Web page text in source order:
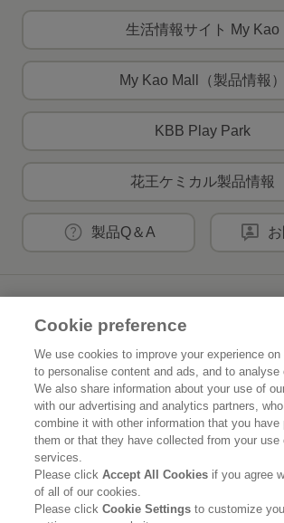
生活情報サイト My Kao
My Kao Mall（製品情報）
KBB Play Park
花王ケミカル製品情報
製品Q＆A
Home 花
サステナビリティ イ
ブランド
Cookie preference
We use cookies to improve your experience on
to personalise content and ads, and to analyse
We also share information about your use of
with our advertising and analytics partners,
combine it with other information that you have
them or that they have collected from your use
services.
Please clickAccept All Cookies if you agree
of all of our cookies.
Please clickCookie Settingsto customize